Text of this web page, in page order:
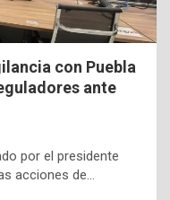
con Puebla
ante
por el presidente
acciones de…